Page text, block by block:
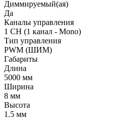
Диммируемый(ая)
Да
Каналы управления
1 CH (1 канал - Mono)
Тип управления
PWM (ШИМ)
Габариты
Длина
5000 мм
Ширина
8 мм
Высота
1.5 мм